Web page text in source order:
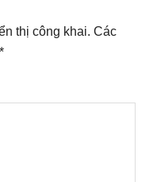
thị công khai. Các
*